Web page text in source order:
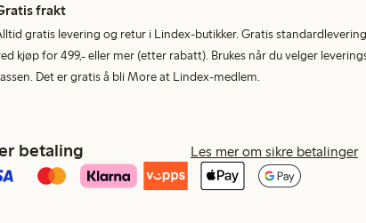
frakt
gratis levering og retur i Lindex-butikker. Gratis
kjøp for 499,- eller mer (etter rabatt). Brukes når du velger
Det er gratis å bli More at Lindex-medlem.
betaling Les mer om sikre betalinger